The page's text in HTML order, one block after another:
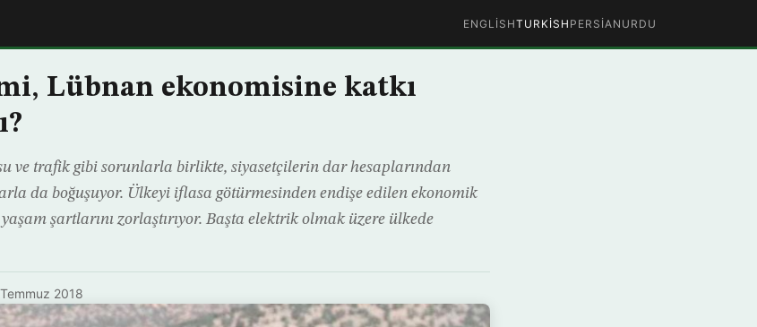
ENGLISHTURKISH PERSIAN URDU
Lübnan ekonomisine katkı
ve trafik gibi sorunlarla birlikte, siyasetçilerin dar hesaplarından
da boğuşuyor. Ülkeyi iflasa götürmesinden endişe edilen ekonomik
şartlarını zorlaştırıyor. Başta elektrik olmak üzere ülkede
2018